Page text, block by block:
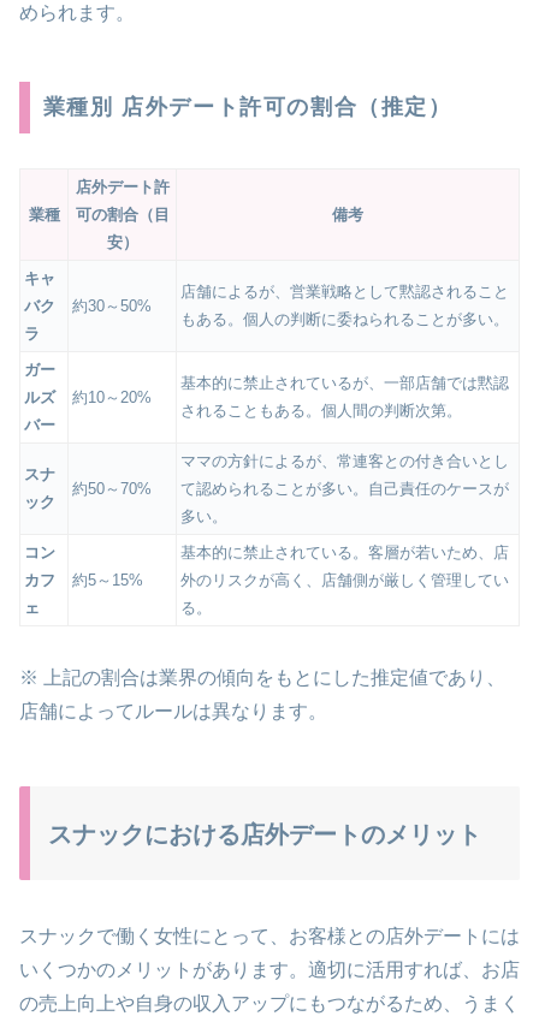
められます。
業種別 店外デート許可の割合（推定）
業種
店外デート許
可の割合（目
安）
備考
キャ
バク
ラ
約30～50%
店舗によるが、営業戦略として黙認されること
もある。個人の判断に委ねられることが多い。
ガー
ルズ
バー
約10～20%
基本的に禁止されているが、一部店舗では黙認
されることもある。個人間の判断次第。
スナ
ック
約50～70%
ママの方針によるが、常連客との付き合いとし
て認められることが多い。自己責任のケースが
多い。
コン
カフ
ェ
約5～15%
基本的に禁止されている。客層が若いため、店
外のリスクが高く、店舗側が厳しく管理してい
る。
※ 上記の割合は業界の傾向をもとにした推定値であり、
店舗によってルールは異なります。
スナックにおける店外デートのメリット
スナックで働く女性にとって、お客様との店外デートには
いくつかのメリットがあります。適切に活用すれば、お店
の売上向上や自身の収入アップにもつながるため、うまく